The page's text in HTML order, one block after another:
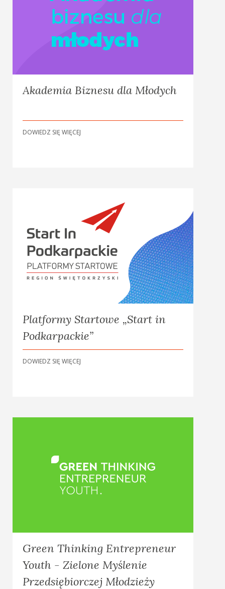
Akademia Biznesu dla Młodych
DOWIEDZ SIĘ WIĘCEJ
Platformy Startowe „Start in
Podkarpackie”
DOWIEDZ SIĘ WIĘCEJ
Green Thinking Entrepreneur
Youth - Zielone Myślenie
Przedsiębiorczej Młodzieży